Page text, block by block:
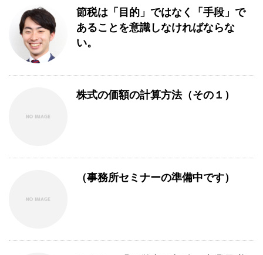
節税は「目的」ではなく「手段」で
あることを意識しなければならな
い。
株式の価額の計算方法（その１）
（事務所セミナーの準備中です）